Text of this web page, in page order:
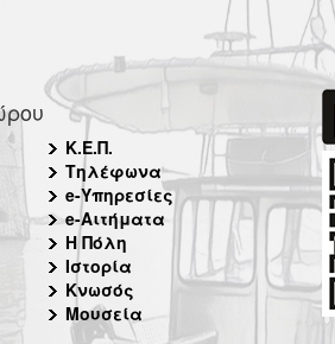
Κ.Ε.Π.
Τηλέφωνα
e-Υπηρεσίες
e-Αιτήματα
Η Πόλη
Ιστορία
Κνωσός
Μουσεία